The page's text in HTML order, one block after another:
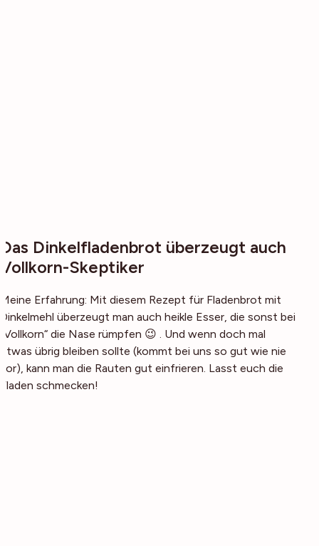
Das Dinkelfladenbrot überzeugt auch
Vollkorn-Skeptiker
Meine Erfahrung: Mit diesem Rezept für Fladenbrot mit
Dinkelmehl überzeugt man auch heikle Esser, die sonst bei
„Vollkorn“ die Nase rümpfen 😉 . Und wenn doch mal
etwas übrig bleiben sollte (kommt bei uns so gut wie nie
vor), kann man die Rauten gut einfrieren. Lasst euch die
Fladen schmecken!